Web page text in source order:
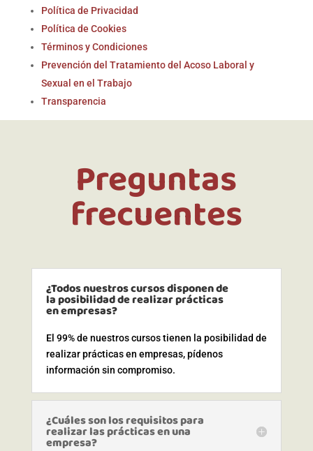
Política de Privacidad
Política de Cookies
Términos y Condiciones
Prevención del Tratamiento del Acoso Laboral y
Sexual en el Trabajo
Transparencia
Preguntas
frecuentes
¿Todos nuestros cursos disponen de
la posibilidad de realizar prácticas
en empresas?
El 99% de nuestros cursos tienen la posibilidad de
realizar prácticas en empresas, pídenos
información sin compromiso.
¿Cuáles son los requisitos para
realizar las prácticas en una
empresa?